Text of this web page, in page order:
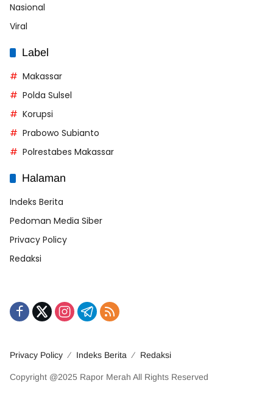
Nasional
Viral
Label
Makassar
Polda Sulsel
Korupsi
Prabowo Subianto
Polrestabes Makassar
Halaman
Indeks Berita
Pedoman Media Siber
Privacy Policy
Redaksi
Privacy Policy Indeks Berita Redaksi
Copyright @2025 Rapor Merah All Rights Reserved